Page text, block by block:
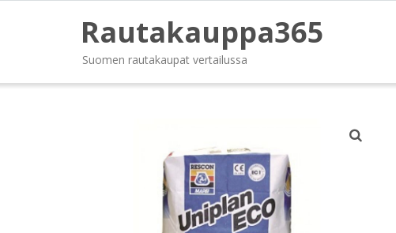
Rautakauppa365
Suomen rautakaupat vertailussa